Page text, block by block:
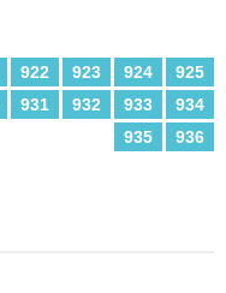
922 923 924
925
931 932 933
934
935
936